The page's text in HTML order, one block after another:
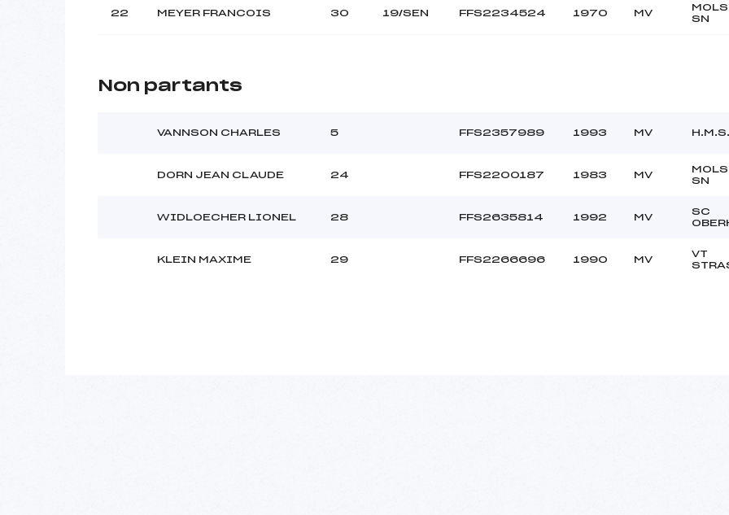
22 MEYER FRANCOIS 30 19/SEN FFS2234524 1970 MV
SN
Non partants
VANNSON CHARLES 5 FFS2357989 1993 MV
DORN JEAN CLAUDE 24 FFS2200187 1983 MV
SN
WIDLOECHER LIONEL 28 FFS2635814 1992 MV
SC
KLEIN MAXIME 29 FFS2266696 1990 MV
VT